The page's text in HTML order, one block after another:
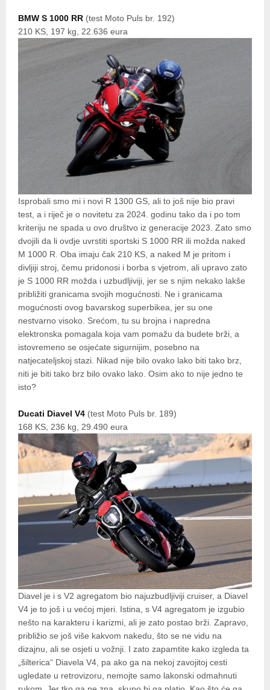
BMW S 1000 RR (test Moto Puls br. 192)
210 KS, 197 kg, 22.636 eura
Isprobali smo mi i novi R 1300 GS, ali to još nije bio pravi
test, a i riječ je o novitetu za 2024. godinu tako da i po tom
kriteriju ne spada u ovo društvo iz generacije 2023. Zato smo
dvojili da li ovdje uvrstiti sportski S 1000 RR ili možda naked
M 1000 R. Oba imaju čak 210 KS, a naked M je pritom i
divljiji stroj, čemu pridonosi i borba s vjetrom, ali upravo zato
je S 1000 RR možda i uzbudljiviji, jer se s njim nekako lakše
približiti granicama svojih mogućnosti. Ne i granicama
mogućnosti ovog bavarskog superbikea, jer su one
nestvarno visoko. Srećom, tu su brojna i napredna
elektronska pomagala koja vam pomažu da budete brži, a
istovremeno se osjećate sigurnijim, posebno na
natjecateljskoj stazi. Nikad nije bilo ovako lako biti tako brz,
niti je biti tako brz bilo ovako lako. Osim ako to nije jedno te
isto?
Ducati Diavel V4 (test Moto Puls br. 189)
168 KS, 236 kg, 29.490 eura
Diavel je i s V2 agregatom bio najuzbudljiviji cruiser, a Diavel
V4 je to još i u većoj mjeri. Istina, s V4 agregatom je izgubio
nešto na karakteru i karizmi, ali je zato postao brži. Zapravo,
približio se još više kakvom nakedu, što se ne vidu na
dizajnu, ali se osjeti u vožnji. I zato zapamtite kako izgleda ta
„šilterica“ Diavela V4, pa ako ga na nekoj zavojitoj cesti
ugledate u retrovizoru, nemojte samo lakonski odmahnuti